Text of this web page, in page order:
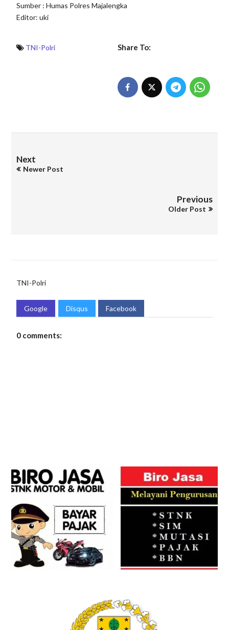
Sumber : Humas Polres Majalengka
Editor: uki
TNI-Polri Share To:
Next
Newer Post
Previous
Older Post
TNI-Polri
Google Disqus Facebook
0 comments: